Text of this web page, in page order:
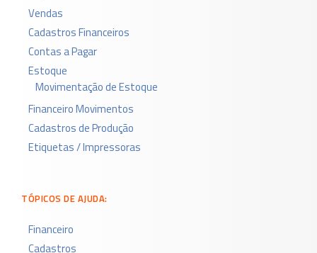
Vendas
Cadastros Financeiros
Contas a Pagar
Estoque
Movimentação de Estoque
Financeiro Movimentos
Cadastros de Produção
Etiquetas / Impressoras
TÓPICOS DE AJUDA:
Financeiro
Cadastros